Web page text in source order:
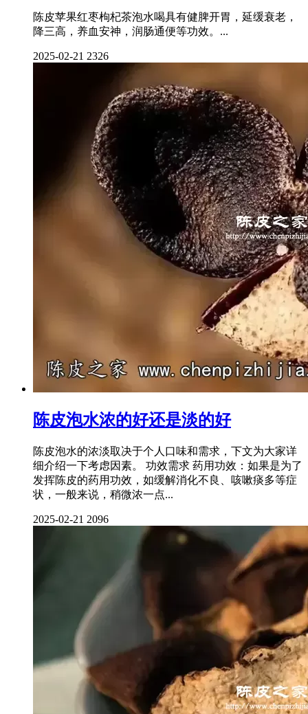
陈皮苹果红枣枸杞茶泡水喝具有健脾开胃，延缓衰老，
降三高，养血安神，润肠通便等功效。...
2025-02-21 2326
陈皮泡水浓的好还是淡的好
陈皮泡水的浓淡取决于个人口味和需求，下文为大家详
细介绍一下考虑因素。 功效需求 药用功效：如果是为了
发挥陈皮的药用功效，如缓解消化不良、咳嗽痰多等症
状，一般来说，稍微浓一点...
2025-02-21 2096